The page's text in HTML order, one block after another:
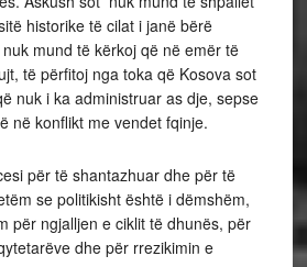
historike të cilat i janë bërë
mund të kërkoj që në emër të
të përfitoj nga toka që Kosova sot
nuk i ka administruar as dje, sepse
në konflikt me vendet fqinje.
për të shantazhuar dhe për të
se politikisht është i dëmshëm,
për ngjalljen e ciklit të dhunës, për
dhe për rrezikimin e